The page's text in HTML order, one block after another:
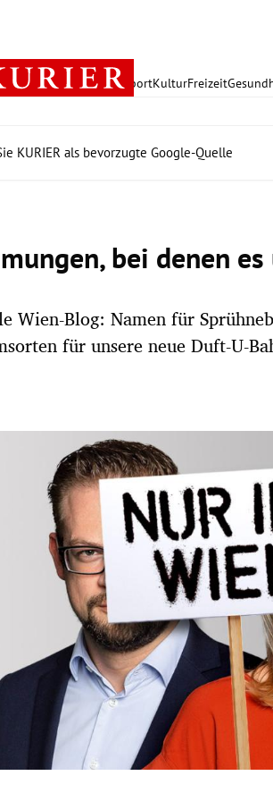
PolitikWirtschaft SportKulturFreizeit
KURIER als bevorzugte Google-Quelle
bei denen
Wien-Blog: Namen für
für unsere neue Duft-U-
öffnen/schließen